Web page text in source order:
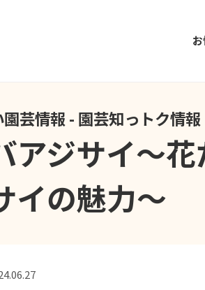
芸情報 - 園芸知っトク情報
アジサイ～
イの魅力～